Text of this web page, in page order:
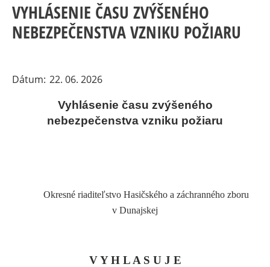
VYHLÁSENIE ČASU ZVÝŠENÉHO
NEBEZPEČENSTVA VZNIKU POŽIARU
Dátum 22. 06. 2026
Vyhlásenie času zvýšeného
nebezpečenstva vzniku požiaru
Okresné riaditeľstvo Hasičského a záchranného zboru
v Dunajskej
V Y H L A S U J E